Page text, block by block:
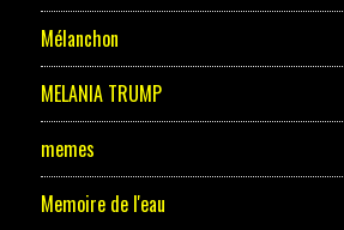
Mélanchon
MELANIA TRUMP
memes
Memoire de l'eau